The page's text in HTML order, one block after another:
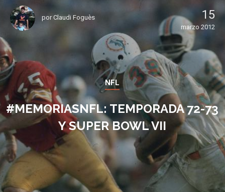
porClaudi Foguès 15
marzo 2012
NFL
#MEMORIASNFL: TEMPORADA 72-73
Y SUPER BOWL VII